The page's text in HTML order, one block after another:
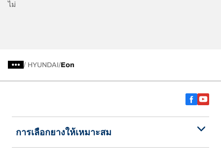
ไม่
/ HYUNDAI Eon
การเลือกยางให้เหมาะสม